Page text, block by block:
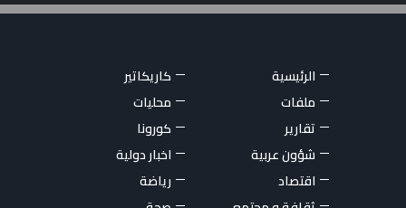
الرئيسية
كاريكاتير
ملفات
محليات
تقارير
كورونا
شؤون عربية
اخبار دولية
اقتصاد
رياضة